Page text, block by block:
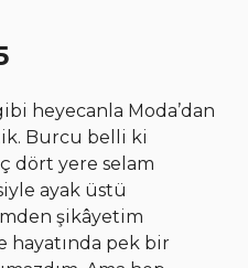
heyecanla Moda’dan
Burcu belli ki
dört yere selam
ayak üstü
şikâyetim
pek bir